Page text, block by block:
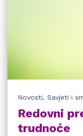
Novosti, Savjeti i
Redovni
trudnoće